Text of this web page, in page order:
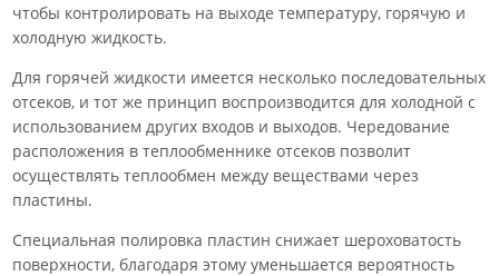
чтобы контролировать на выходе температуру, горячую и
холодную жидкость.
Для горячей жидкости имеется несколько последовательных
отсеков, и тот же принцип воспроизводится для холодной с
использованием других входов и выходов. Чередование
расположения в теплообменнике отсеков позволит
осуществлять теплообмен между веществами через
пластины.
Специальная полировка пластин снижает шероховатость
поверхности, благодаря этому уменьшается вероятность